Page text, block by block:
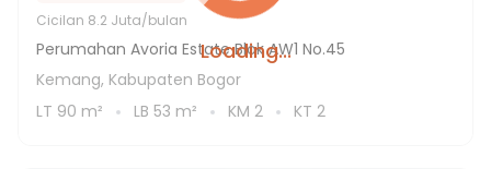
Loading...
Cicilan 8.2 Juta/bulan
Perumahan Avoria Estate Blok AW1 No.45
Kemang, Kabupaten Bogor
LT 90 m² LB 53 m² KM 2 KT 2